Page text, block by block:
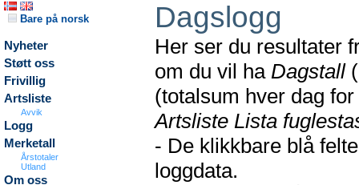
Bare på norsk
Nyheter
Støtt oss
Frivillig
Artsliste
Avvik
Logg
Merketall
Årstotaler
Utland
Om oss
Dagslogg
Her ser du resultater
om du vil ha Dagstall
(totalsum hver dag
Artsliste Lista
- De klikkbare blå
loggdata.